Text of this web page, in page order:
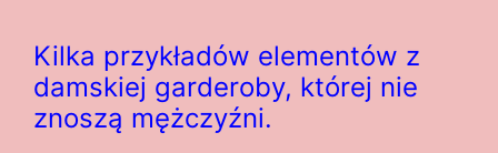
Kilka przykładów elementów z
damskiej garderoby, której nie
znoszą mężczyźni.